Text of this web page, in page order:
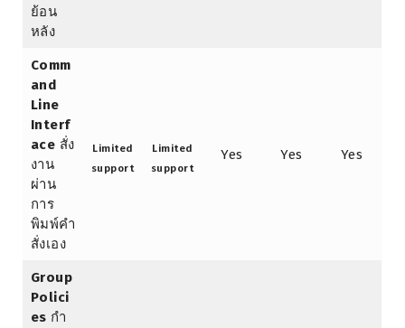
ย้อน
หลัง
Comm
and
Line
Interf
ace สั่ง
งาน
ผ่าน
การ
พิมพ์คำ
สั่งเอง
Limited
support
Limited
support
Yes Yes Yes
Group
Polici
es กำ